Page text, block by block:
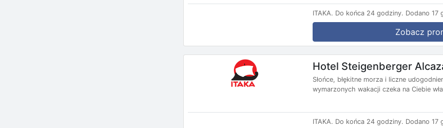
ITAKA. Do końca 24 godziny. Dodano 17
Zobacz
Hotel Steigenberger
Słońce, błękitne morza i liczne
wymarzonych wakacji czeka na Ciebie
ITAKA. Do końca 24 godziny. Dodano 17